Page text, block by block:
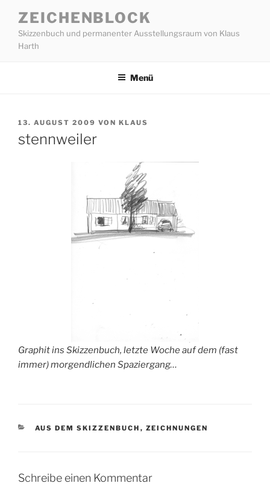
Inhalt
springen
ZEICHENBLOCK
Skizzenbuch und permanenter Ausstellungsraum von Klaus
Harth
Menü
VERÖFFENTLICHT
AM
13. AUGUST 2009 VON KLAUS
stennweiler
Graphit ins Skizzenbuch, letzte Woche auf dem (fast
immer) morgendlichen Spaziergang…
KATEGORIEN
AUS DEM SKIZZENBUCH , ZEICHNUNGEN
Schreibe einen Kommentar